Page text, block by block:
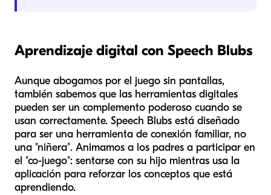
Aprendizaje digital con Speech Blubs
Aunque abogamos por el juego sin pantallas,
también sabemos que las herramientas digitales
pueden ser un complemento poderoso cuando se
usan correctamente. Speech Blubs está diseñado
para ser una herramienta de conexión familiar, no
una "niñera". Animamos a los padres a participar en
el "co-juego": sentarse con su hijo mientras usa la
aplicación para reforzar los conceptos que está
aprendiendo.